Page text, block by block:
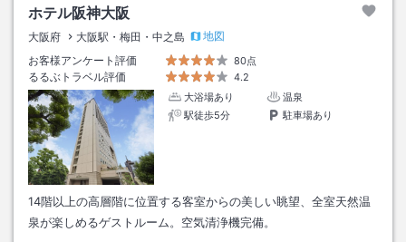
ホテル阪神大阪
大阪府 大阪駅・梅田・中之島
地図
お客様アンケート評価
80点
るるぶトラベル評価
4.2
大浴場あり
温泉
駅徒歩5分
駐車場あり
14階以上の高層階に位置する客室からの美しい眺望、全室天然温
泉が楽しめるゲストルーム。空気清浄機完備。